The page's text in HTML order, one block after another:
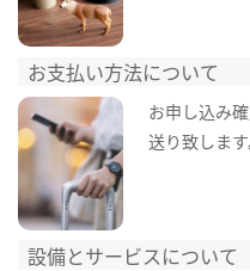
お支払い方法について
お申し込み
送り致します
設備とサービスについて